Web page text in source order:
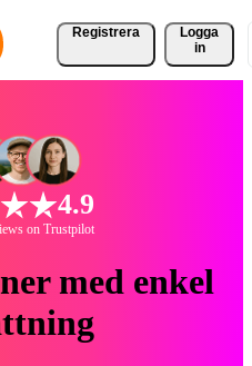
Registrera
Logga
in
4.9
on Trustpilot
med enkel